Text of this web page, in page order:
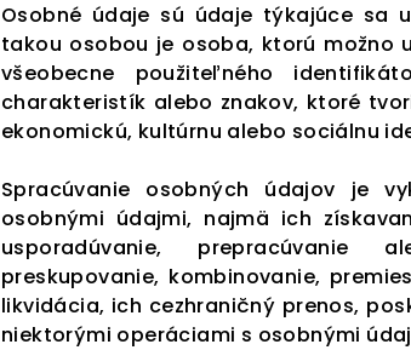
Osobné údaje sú údaje týkajúce sa
takou osobou je osoba, ktorú možno
všeobecne použiteľného
charakteristík alebo znakov, ktoré
ekonomickú, kultúrnu alebo sociálnu
Spracúvanie osobných údajov je
osobnými údajmi, najmä ich
usporadúvanie, prepracúvanie
preskupovanie, kombinovanie,
likvidácia, ich cezhraničný prenos,
niektorými operáciami s osobnými